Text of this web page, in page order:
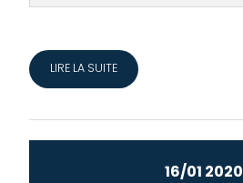
LIRE LA SUITE
16/01 2020